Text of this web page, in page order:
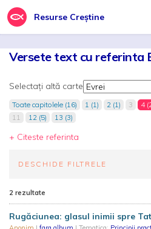
Resurse Creștine
Versete text cu referinta
Selectați altă carte
Toate capitolele (16) 1 (1) 2 (1) 3 4
11
12 (5) 13 (3)
+ Citeste referinta
DESCHIDE FILTRELE
2 rezultate
Rugăciunea: glasul inimii spre